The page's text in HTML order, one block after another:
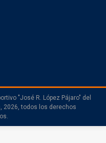
"José R. López Pájaro" del
2026, todos los derechos